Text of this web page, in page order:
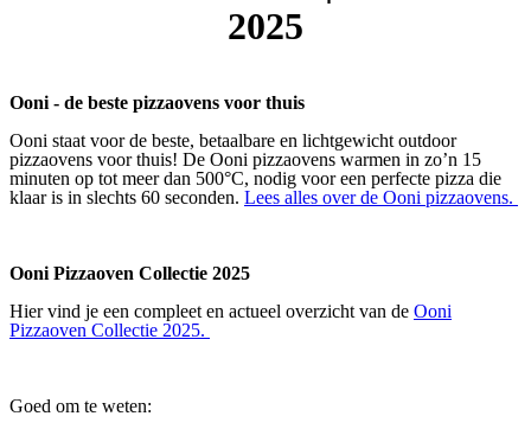
2025
Ooni - de beste pizzaovens voor thuis
Ooni staat voor de beste, betaalbare en lichtgewicht outdoor
pizzaovens voor thuis! De Ooni pizzaovens warmen in zo’n 15
minuten op tot meer dan 500°C, nodig voor een perfecte pizza die
klaar is in slechts 60 seconden. Lees alles over de Ooni pizzaovens.
Ooni Pizzaoven Collectie 2025
Hier vind je een compleet en actueel overzicht van de Ooni
Pizzaoven Collectie 2025.
Goed om te weten: